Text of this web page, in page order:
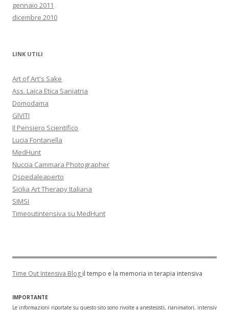
gennaio 2011
dicembre 2010
LINK UTILI
Art of Art's Sake
Ass. Laica Etica Saniatria
Domodama
GIVITI
Il Pensiero Scientifico
Lucia Fontanella
MedHunt
Nuccia Cammara Photographer
Ospedaleaperto
Sicilia Art Therapy Italiana
SIMSI
Timeoutintensiva su MedHunt
Time Out Intensiva Blog il tempo e la memoria in terapia intensiva
IMPORTANTE
Le informazioni riportate su questo sito sono rivolte a anestesisti, rianimatori,